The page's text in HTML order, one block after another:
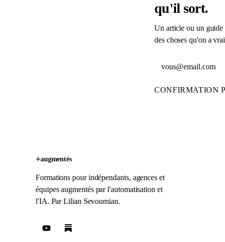
qu'il sort.
Un article ou un
des choses qu'on a
CONFIRMATION
+augmentés
Formations pour indépendants, agences et
équipes augmentés par l'automatisation et
l'IA. ParLilian Sevoumian.